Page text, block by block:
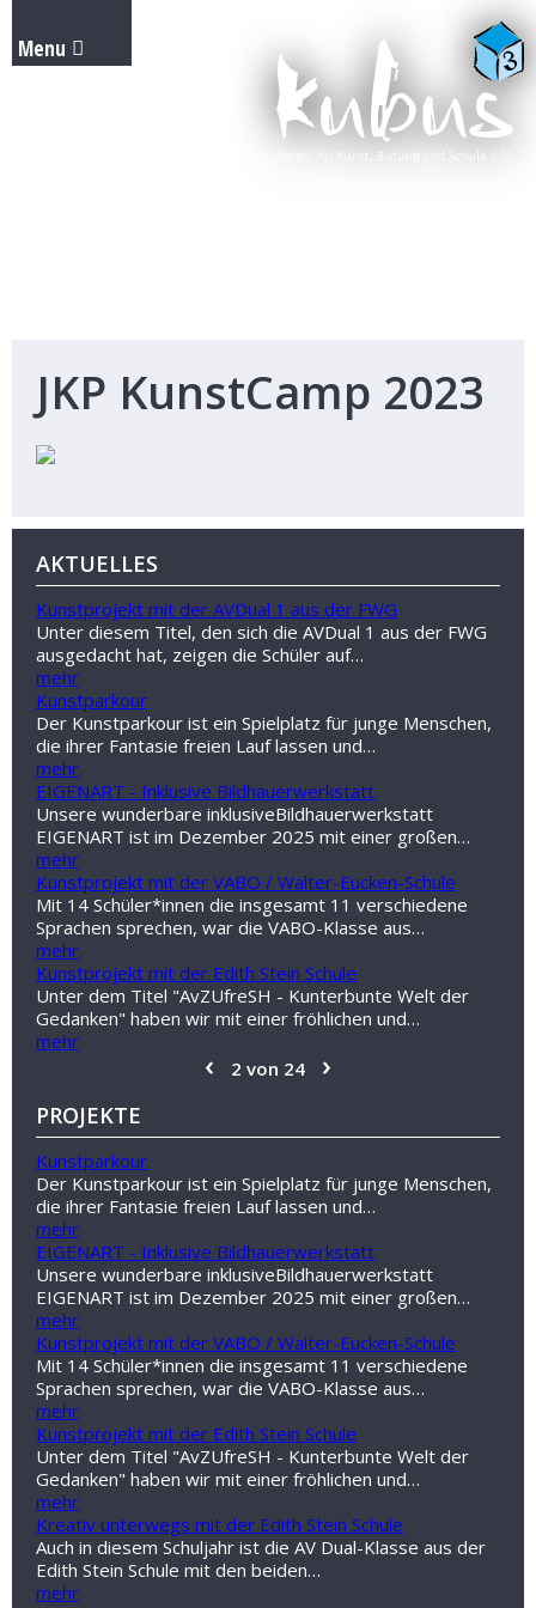
JKP KunstCamp 2023
AKTUELLES
Kunstprojekt mit der AVDual 1 aus der FWG
Unter diesem Titel, den sich die AVDual 1 aus der FWG
ausgedacht hat, zeigen die Schüler auf…
mehr
Kunstparkour
Der Kunstparkour ist ein Spielplatz für junge Menschen,
die ihrer Fantasie freien Lauf lassen und…
mehr
EIGENART - Inklusive Bildhauerwerkstatt
Unsere wunderbare inklusiveBildhauerwerkstatt
EIGENART ist im Dezember 2025 mit einer großen…
mehr
Kunstprojekt mit der VABO / Walter-Eucken-Schule
Mit 14 Schüler*innen die insgesamt 11 verschiedene
Sprachen sprechen, war die VABO-Klasse aus…
mehr
Kunstprojekt mit der Edith Stein Schule
Unter dem Titel "AvZUfreSH - Kunterbunte Welt der
Gedanken" haben wir mit einer fröhlichen und…
mehr
‹ 2 von 24 ›
PROJEKTE
Kunstparkour
Der Kunstparkour ist ein Spielplatz für junge Menschen,
die ihrer Fantasie freien Lauf lassen und…
mehr
EIGENART - Inklusive Bildhauerwerkstatt
Unsere wunderbare inklusiveBildhauerwerkstatt
EIGENART ist im Dezember 2025 mit einer großen…
mehr
Kunstprojekt mit der VABO / Walter-Eucken-Schule
Mit 14 Schüler*innen die insgesamt 11 verschiedene
Sprachen sprechen, war die VABO-Klasse aus…
mehr
Kunstprojekt mit der Edith Stein Schule
Unter dem Titel "AvZUfreSH - Kunterbunte Welt der
Gedanken" haben wir mit einer fröhlichen und…
mehr
Kreativ unterwegs mit der Edith Stein Schule
Auch in diesem Schuljahr ist die AV Dual-Klasse aus der
Edith Stein Schule mit den beiden…
mehr